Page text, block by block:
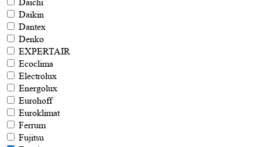
Daikin
Dantex
Denko
EXPERTAIR
Ecoclima
Electrolux
Energolux
Eurohoff
Euroklimat
Ferrum
Fujitsu